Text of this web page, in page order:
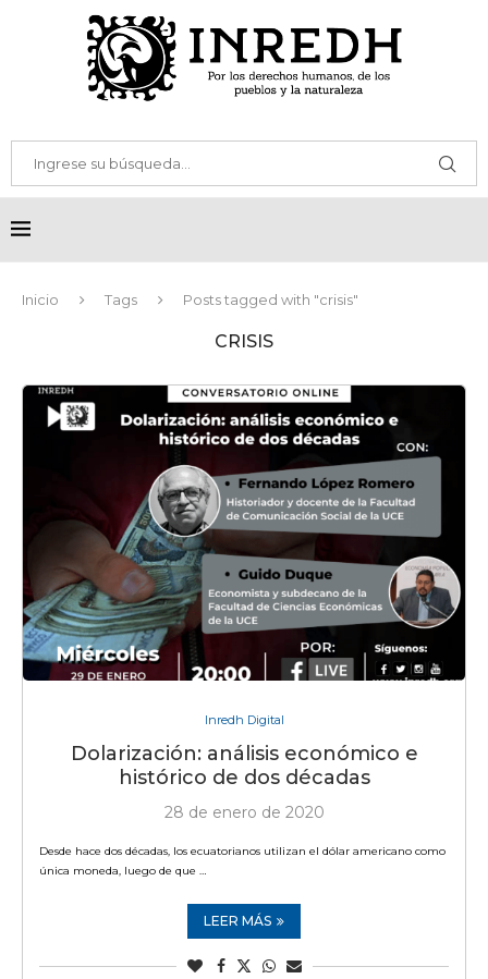
Inicio Tags Posts tagged with "crisis"
CRISIS
Inredh Digital
Dolarización: análisis económico e
histórico de dos décadas
28 de enero de 2020
Desde hace dos décadas, los ecuatorianos utilizan el dólar americano como
única moneda, luego de que …
LEER MÁS